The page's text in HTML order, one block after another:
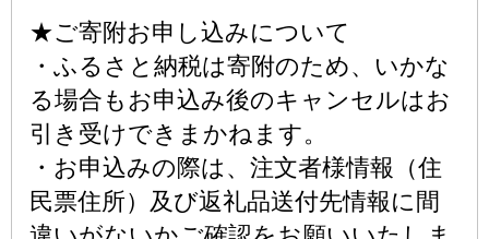
★ご寄附お申し込みについて
・ふるさと納税は寄附のため、いかな
る場合もお申込み後のキャンセルはお
引き受けできまかねます。
・お申込みの際は、注文者様情報（住
民票住所）及び返礼品送付先情報に間